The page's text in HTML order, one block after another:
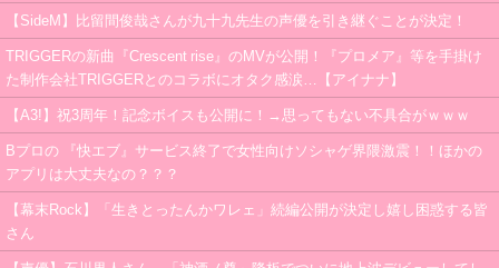
【SideM】比留間俊哉さんが九十九先生の声優を引き継ぐことが決定！
TRIGGERの新曲『Crescent rise』のMVが公開！『プロメア』等を手掛け
た制作会社TRIGGERとのコラボにオタク感涙…【アイナナ】
【A3!】祝3周年！記念ボイスも公開に！→思ってもない不具合がｗｗｗ
Bプロの 『快エブ』サービス終了で女性向けソシャゲ界隈激震！！ほかの
アプリは大丈夫なの？？？
【幕末Rock】「生きとったんかワレェ」続編公開が決定し嬉し困惑する皆
さん